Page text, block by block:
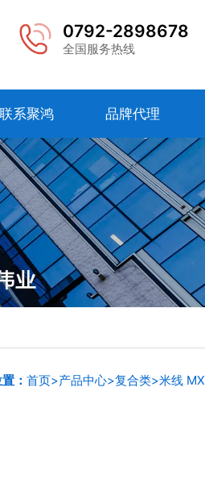
0792-2898678
全国服务热线
联系聚鸿 品牌代理
： 首页>产品中心>复合类>米线 MX